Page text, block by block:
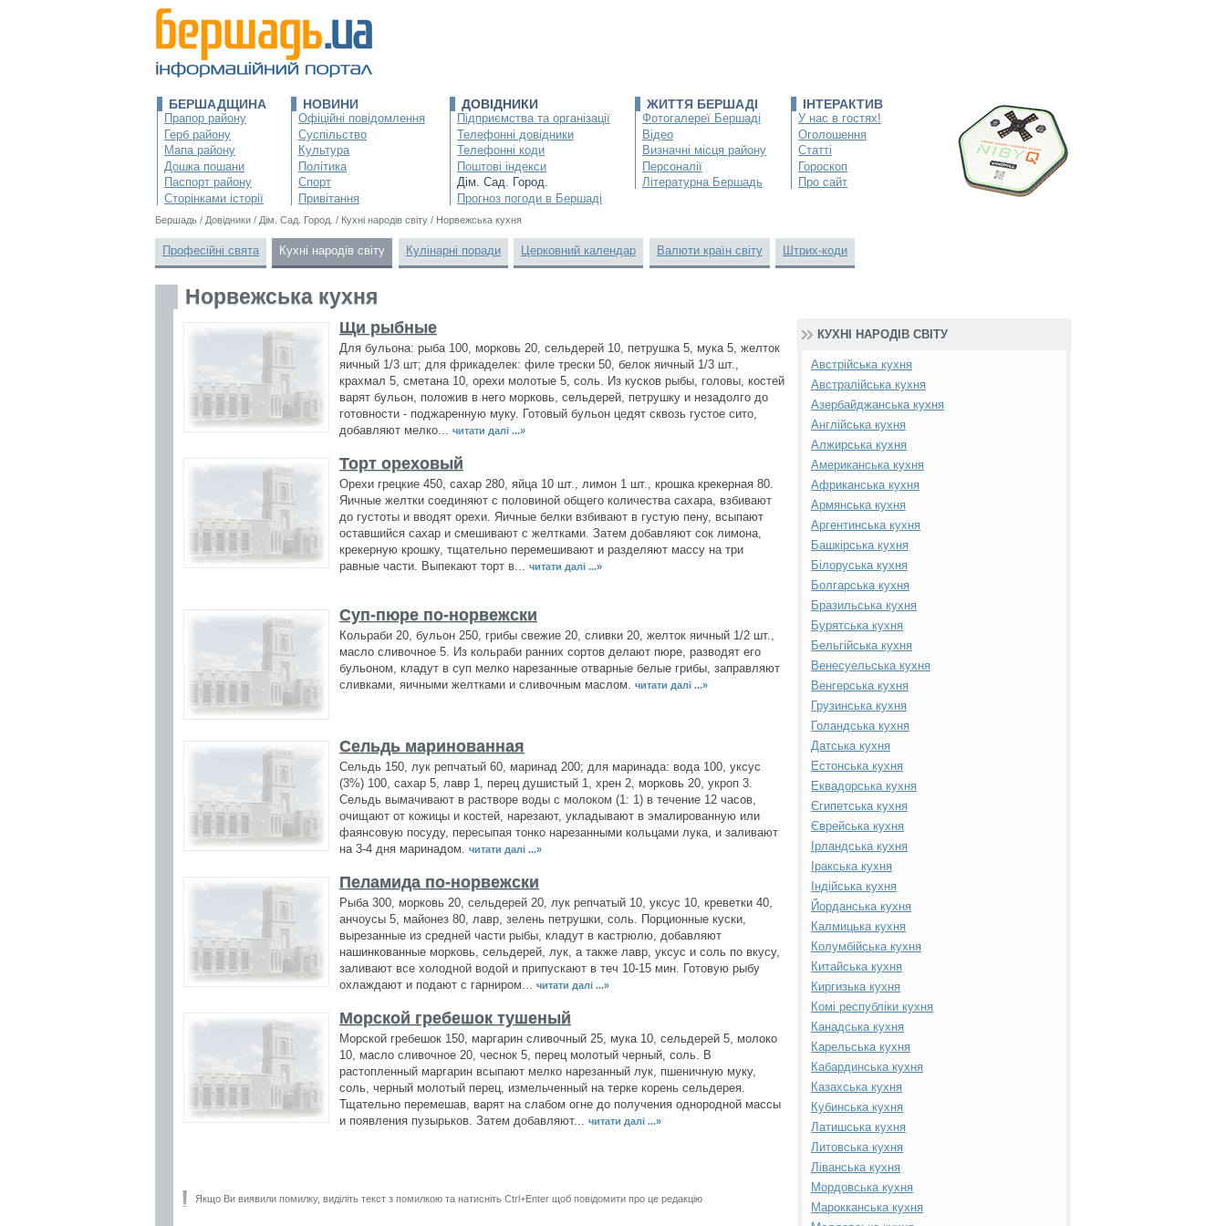
БЕРШАДЩИНА
Прапор району
Герб району
Мапа району
Дошка пошани
Паспорт району
Сторінками історії
НОВИНИ
Офіційні повідомлення
Суспільство
Культура
Політика
Спорт
Привітання
ДОВІДНИКИ
Підприємства та організації
Телефонні довідники
Телефонні коди
Поштові індекси
Дім. Сад. Город.
Прогноз погоди в Бершаді
ЖИТТЯ БЕРШАДІ
Фотогалереї Бершаді
Відео
Визначні місця району
Персоналії
Літературна Бершадь
ІНТЕРАКТИВ
У нас в гостях!
Оголошення
Статті
Гороскоп
Про сайт
Бершадь / Довідники / Дім. Сад. Город. / Кухні народів світу / Норвежська кухня
Професійні свята Кухні народів світу Кулінарні поради Церковний календар Валюти країн світу Штрих-коди
Норвежська кухня
Щи рыбные
Для бульона: рыба 100, морковь 20, сельдерей 10, петрушка 5, мука 5, желток
яичный 1/3 шт; для фрикаделек: филе трески 50, белок яичный 1/3 шт.,
крахмал 5, сметана 10, орехи молотые 5, соль. Из кусков рыбы, головы, костей
варят бульон, положив в него морковь, сельдерей, петрушку и незадолго до
готовности - поджаренную муку. Готовый бульон цедят сквозь густое сито,
добавляют мелко...
читати далі ...»
Торт ореховый
Орехи грецкие 450, сахар 280, яйца 10 шт., лимон 1 шт., крошка крекерная 80.
Яичные желтки соединяют с половиной общего количества сахара, взбивают
до густоты и вводят орехи. Яичные белки взбивают в густую пену, всыпают
оставшийся сахар и смешивают с желтками. Затем добавляют сок лимона,
крекерную крошку, тщательно перемешивают и разделяют массу на три
равные части. Выпекают торт в...
читати далі ...»
Суп-пюре по-норвежски
Кольраби 20, бульон 250, грибы свежие 20, сливки 20, желток яичный 1/2 шт.,
масло сливочное 5. Из кольраби ранних сортов делают пюре, разводят его
бульоном, кладут в суп мелко нарезанные отварные белые грибы, заправляют
сливками, яичными желтками и сливочным маслом.
читати далі ...»
Сельдь маринованная
Сельдь 150, лук репчатый 60, маринад 200; для маринада: вода 100, уксус
(3%) 100, сахар 5, лавр 1, перец душистый 1, хрен 2, морковь 20, укроп 3.
Сельдь вымачивают в растворе воды с молоком (1: 1) в течение 12 часов,
очищают от кожицы и костей, нарезают, укладывают в эмалированную или
фаянсовую посуду, пересыпая тонко нарезанными кольцами лука, и заливают
на 3-4 дня маринадом.
читати далі ...»
Пеламида по-норвежски
Рыба 300, морковь 20, сельдерей 20, лук репчатый 10, уксус 10, креветки 40,
анчоусы 5, майонез 80, лавр, зелень петрушки, соль. Порционные куски,
вырезанные из средней части рыбы, кладут в кастрюлю, добавляют
нашинкованные морковь, сельдерей, лук, а также лавр, уксус и соль по вкусу,
заливают все холодной водой и припускают в теч 10-15 мин. Готовую рыбу
охлаждают и подают с гарниром...
читати далі ...»
Морской гребешок тушеный
Морской гребешок 150, маргарин сливочный 25, мука 10, сельдерей 5, молоко
10, масло сливочное 20, чеснок 5, перец молотый черный, соль. В
растопленный маргарин всыпают мелко нарезанный лук, пшеничную муку,
соль, черный молотый перец, измельченный на терке корень сельдерея.
Тщательно перемешав, варят на слабом огне до получения однородной массы
и появления пузырьков. Затем добавляют...
читати далі ...»
Якщо Ви виявили помилку, виділіть текст з помилкою та натисніть Ctrl+Enter щоб повідомити про це редакцію
КУХНІ НАРОДІВ СВІТУ
Австрійська кухня
Австралійська кухня
Азербайджанська кухня
Англійська кухня
Алжирська кухня
Американська кухня
Африканська кухня
Армянська кухня
Аргентинська кухня
Башкірська кухня
Білоруська кухня
Болгарська кухня
Бразильська кухня
Бурятська кухня
Бельгійська кухня
Венесуельська кухня
Венгерська кухня
Грузинська кухня
Голандська кухня
Датська кухня
Естонська кухня
Еквадорська кухня
Єгипетська кухня
Єврейська кухня
Ірландська кухня
Іракська кухня
Індійська кухня
Йорданська кухня
Калмицька кухня
Колумбійська кухня
Китайська кухня
Киргизька кухня
Комі республіки кухня
Канадська кухня
Карельська кухня
Кабардинська кухня
Казахська кухня
Кубинська кухня
Латишська кухня
Литовська кухня
Ліванська кухня
Мордовська кухня
Марокканська кухня